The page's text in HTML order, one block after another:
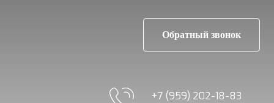
Обратный звонок
+7 (959) 202-18-83